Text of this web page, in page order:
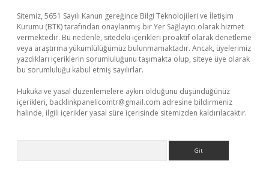
Sitemiz, 5651 Sayılı Kanun gereğince Bilgi Teknolojileri ve İletişim
Kurumu (BTK) tarafından onaylanmış bir Yer Sağlayıcı olarak hizmet
vermektedir. Bu nedenle, sitedeki içerikleri proaktif olarak denetleme
veya araştırma yükümlülüğümüz bulunmamaktadır. Ancak, üyelerimiz
yazdıkları içeriklerin sorumluluğunu taşımakta olup, siteye üye olarak
bu sorumluluğu kabul etmiş sayılırlar.
Hukuka ve yasal düzenlemelere aykırı olduğunu düşündüğünüz
içerikleri, backlinkpanelicomtr@gmail.com adresine bildirmeniz
halinde, ilgili içerikler yasal süre içerisinde sitemizden kaldırılacaktır.